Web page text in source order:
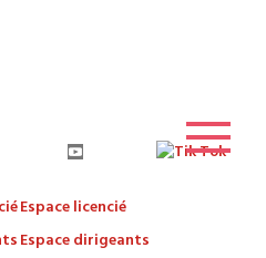
Espace licencié
Espace dirigeants